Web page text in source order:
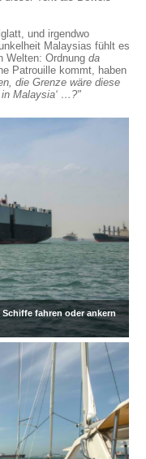
und irgendwo
Malaysias fühlt es
Welten: Ordnung da
Patrouille kommt, haben
die Grenze wäre diese
Malaysia‘ …?"
Schiffe fahren oder ankern